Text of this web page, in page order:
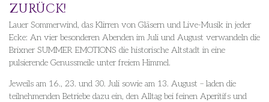
ZURÜCK!
Lauer Sommerwind, das Klirren von Gläsern und Live-Musik in jeder
Ecke: An vier besonderen Abenden im Juli und August verwandeln die
Brixner SUMMER EMOTIONS die historische Altstadt in eine
pulsierende Genussmeile unter freiem Himmel.
Jeweils am 16., 23. und 30. Juli sowie am 13. August – laden die
teilnehmenden Betriebe dazu ein, den Alltag bei feinen Aperitifs und